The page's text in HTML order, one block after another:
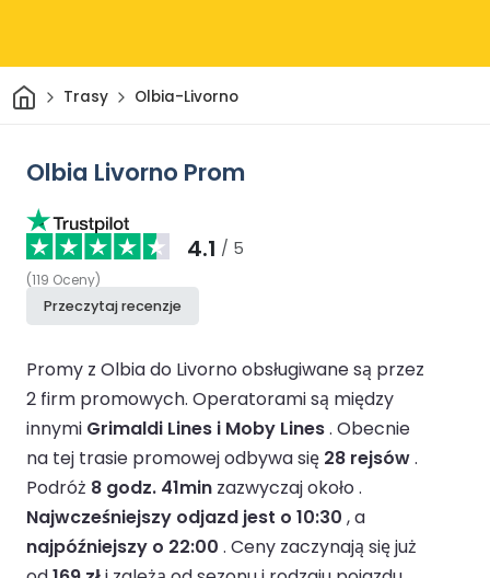
DomTrasy Olbia-Livorno
Olbia Livorno Prom
4.1 / 5
(119 Oceny)
Przeczytaj recenzje
Promy z Olbia do Livorno obsługiwane są przez
2 firm promowych. Operatorami są między
innymi Grimaldi Lines i Moby Lines. Obecnie
na tej trasie promowej odbywa się 28 rejsów.
Podróż 8 godz. 41min zazwyczaj około .
Najwcześniejszy odjazd jest o 10:30 , a
najpóźniejszy o 22:00 . Ceny zaczynają się już